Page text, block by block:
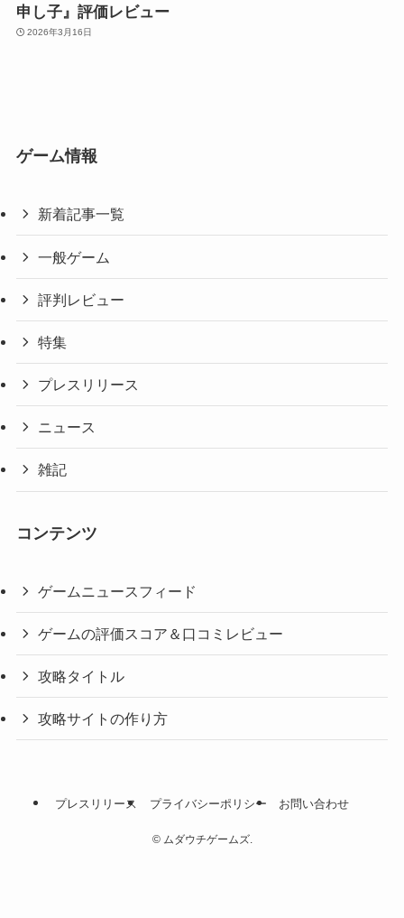
申し子』評価レビュー
2026年3月16日
ゲーム情報
新着記事一覧
一般ゲーム
評判レビュー
特集
プレスリリース
ニュース
雑記
コンテンツ
ゲームニュースフィード
ゲームの評価スコア＆口コミレビュー
攻略タイトル
攻略サイトの作り方
プレスリリース プライバシーポリシー お問い合わせ
©ムダウチゲームズ.